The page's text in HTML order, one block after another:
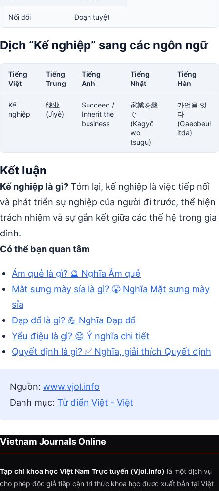
Nối dõi Đoạn tuyệt
Dịch “Kế nghiệp” sang các ngôn ngữ
Tiếng
Việt
Tiếng
Trung
Tiếng
Anh
Tiếng
Nhật
Tiếng
Hàn
Kế
nghiệp
继业
(Jìyè)
Succeed /
Inherit the
business
家業を継
ぐ
(Kagyō
wo
tsugu)
가업을 잇
다
(Gaeobeul
itda)
Kết luận
Kế nghiệp là gì? Tóm lại, kế nghiệp là việc tiếp nối
và phát triển sự nghiệp của người đi trước, thể hiện
trách nhiệm và sự gắn kết giữa các thế hệ trong gia
đình.
Có thể bạn quan tâm
Ám quẻ là gì? 🔮 Nghĩa Ám quẻ
Mặt sưng mày sỉa là gì? 😤 Nghĩa Mặt sưng mày
sỉa
Đạp đổ là gì? 💪 Nghĩa Đạp đổ
Yểu điệu là gì? 😔 Ý nghĩa chi tiết
Quyết định là gì? ✅ Nghĩa, giải thích Quyết định
Nguồn: www.vjol.info
Danh mục: Từ điển Việt - Việt
Vietnam Journals Online
Tạp chí khoa học Việt Nam Trực tuyến (Vjol.info) là một dịch vụ
cho phép độc giả tiếp cận tri thức khoa học được xuất bản tại Việt